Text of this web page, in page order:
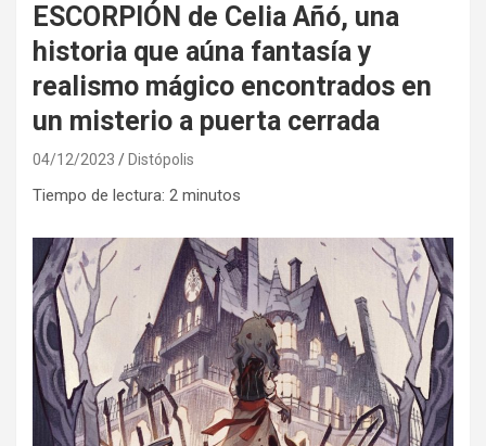
ESCORPIÓN de Celia Añó, una
historia que aúna fantasía y
realismo mágico encontrados en
un misterio a puerta cerrada
04/12/2023 Distópolis
Tiempo de lectura: 2 minutos